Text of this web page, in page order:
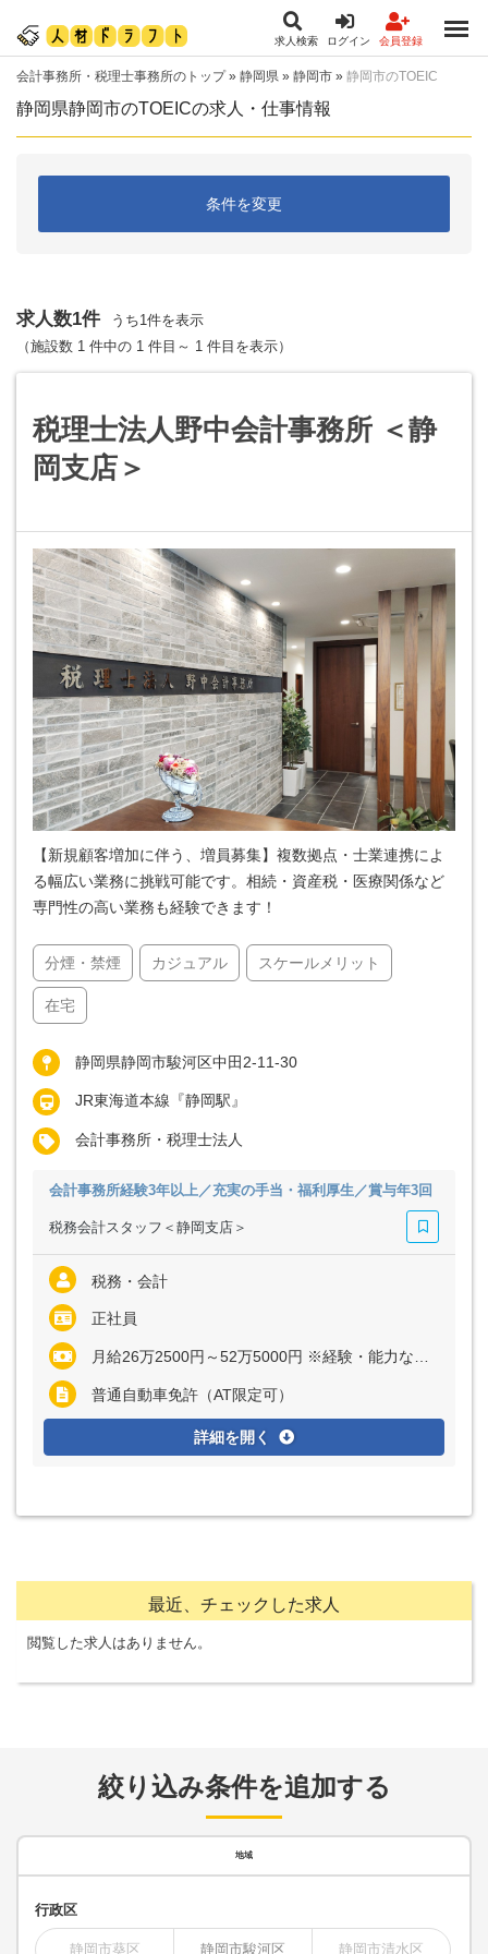
求人検索 ログイン 会員登録
会計事務所・税理士事務所のトップ» 静岡県 » 静岡市 » 静岡市のTOEIC
静岡県静岡市のTOEICの求人・仕事情報
条件を変更
求人数1件
うち1件を表示
（施設数 1 件中の 1 件目～ 1 件目を表示）
税理士法人野中会計事務所 ＜静
岡支店＞
【新規顧客増加に伴う、増員募集】複数拠点・士業連携によ
る幅広い業務に挑戦可能です。相続・資産税・医療関係など
専門性の高い業務も経験できます！
分煙・禁煙 カジュアル スケールメリット
在宅
静岡県静岡市駿河区中田2-11-30
JR東海道本線『静岡駅』
会計事務所・税理士法人
会計事務所経験3年以上／充実の手当・福利厚生／賞与年3回
税務会計スタッフ＜静岡支店＞
税務・会計
正社員
月給26万2500円～52万5000円 ※経験・能力など考慮の上、決定いたします ※上記に固定残業代（月40時間分＝6万2500円～12万5000円）を含む ※超過分は別途全額支給
普通自動車免許（AT限定可）
詳細を開く
最近、チェックした求人
閲覧した求人はありません。
絞り込み条件を追加する
地域
行政区
静岡市葵区 静岡市駿河区 静岡市清水区